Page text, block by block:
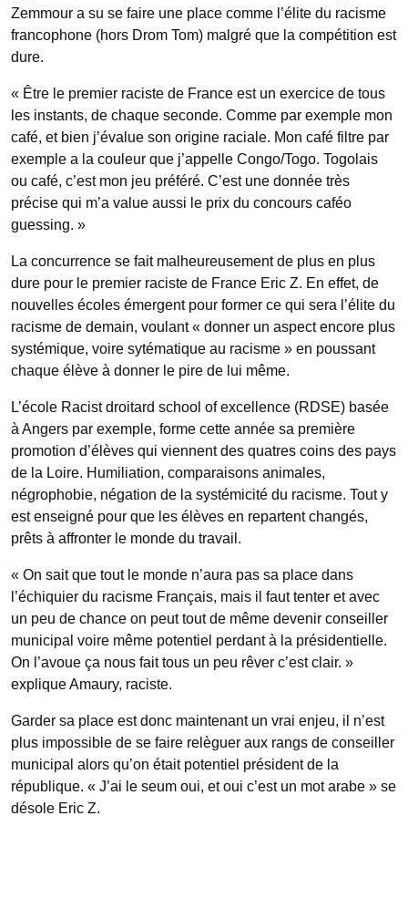
Zemmour a su se faire une place comme l’élite du racisme
francophone (hors Drom Tom) malgré que la compétition est
dure.
« Être le premier raciste de France est un exercice de tous
les instants, de chaque seconde. Comme par exemple mon
café, et bien j’évalue son origine raciale. Mon café filtre par
exemple a la couleur que j’appelle Congo/Togo. Togolais
ou café, c’est mon jeu préféré. C’est une donnée très
précise qui m’a value aussi le prix du concours caféo
guessing. »
La concurrence se fait malheureusement de plus en plus
dure pour le premier raciste de France Eric Z. En effet, de
nouvelles écoles émergent pour former ce qui sera l’élite du
racisme de demain, voulant « donner un aspect encore plus
systémique, voire sytématique au racisme » en poussant
chaque élève à donner le pire de lui même.
L’école Racist droitard school of excellence (RDSE) basée
à Angers par exemple, forme cette année sa première
promotion d’élèves qui viennent des quatres coins des pays
de la Loire. Humiliation, comparaisons animales,
négrophobie, négation de la systémicité du racisme. Tout y
est enseigné pour que les élèves en repartent changés,
prêts à affronter le monde du travail.
« On sait que tout le monde n’aura pas sa place dans
l’échiquier du racisme Français, mais il faut tenter et avec
un peu de chance on peut tout de même devenir conseiller
municipal voire même potentiel perdant à la présidentielle.
On l’avoue ça nous fait tous un peu rêver c’est clair. »
explique Amaury, raciste.
Garder sa place est donc maintenant un vrai enjeu, il n’est
plus impossible de se faire relèguer aux rangs de conseiller
municipal alors qu’on était potentiel président de la
république. « J’ai le seum oui, et oui c’est un mot arabe » se
désole Eric Z.